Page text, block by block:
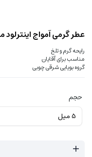
عطر گرمی آمواج اینترلود
رایحه گرم و تلخ
مناسب برای آقایان
گروه بویایی شرقی چوبی
حجم